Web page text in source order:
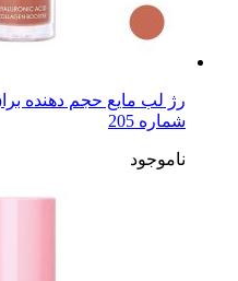
شماره 205
ناموجود